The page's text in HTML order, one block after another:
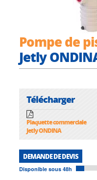
Pompe de
Jetly
Télécharger
Plaquette commerciale
Jetly ONDINA
DEMANDE DE DEVIS
Disponible sous 48h